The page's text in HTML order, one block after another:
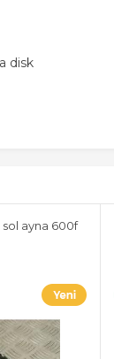
disk
ayna 600f